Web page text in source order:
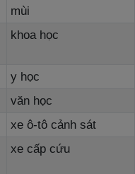
mùi
khoa học
y học
văn học
xe ô-tô cảnh sát
xe cấp cứu